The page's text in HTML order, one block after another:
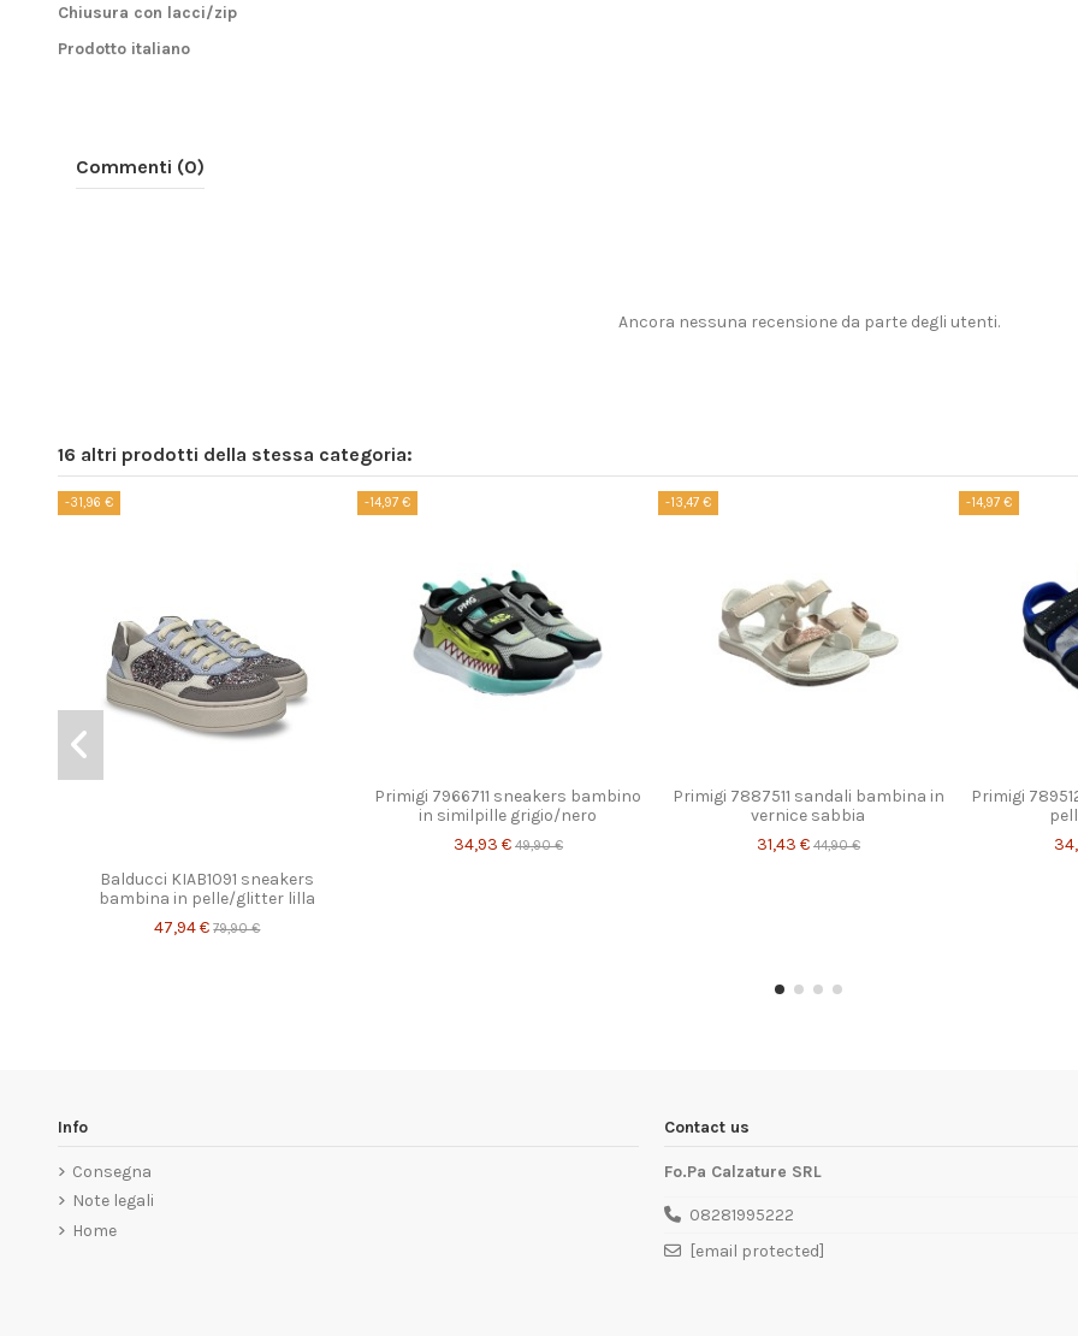
Chiusura con lacci/zip
Prodotto italiano
Commenti (0)
Ancora nessuna recensione da parte degli utenti.
16 altri prodotti della stessa categoria:
-31,96 €
Balducci KIAB1091 sneakers
bambina in pelle/glitter lilla
47,94 €79,90 €
-14,97 €
Primigi 7966711 sneakers bambino
in similpille grigio/nero
34,93 € 49,90 €
-13,47 €
Primigi 7887511 sandali bambina in
vernice sabbia
31,43 € 44,90 €
-14,97 €
Primigi
Info
Consegna
Note legali
Home
Contact us
Fo.Pa Calzature SRL
08281995222
[email protected]